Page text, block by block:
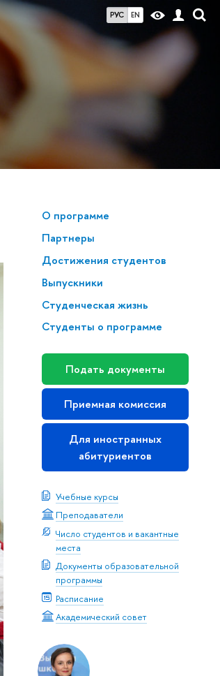
РУС EN
О программе
Партнеры
Достижения студентов
Выпускники
Студенческая жизнь
Студенты о программе
Подать документы
Приемная комиссия
Для иностранных
абитуриентов
Учебные курсы
Преподаватели
Число студентов и вакантные
места
Документы образовательной
программы
Расписание
Академический совет